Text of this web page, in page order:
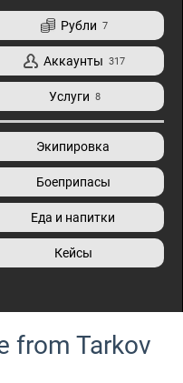
Рубли 7
Аккаунты 317
Услуги 8
Экипировка
Боеприпасы
Еда и напитки
Кейсы
from Tarkov